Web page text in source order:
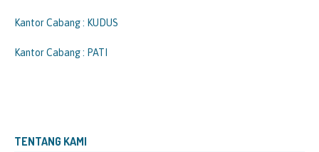
Kantor Cabang : KUDUS
Kantor Cabang : PATI
TENTANG KAMI